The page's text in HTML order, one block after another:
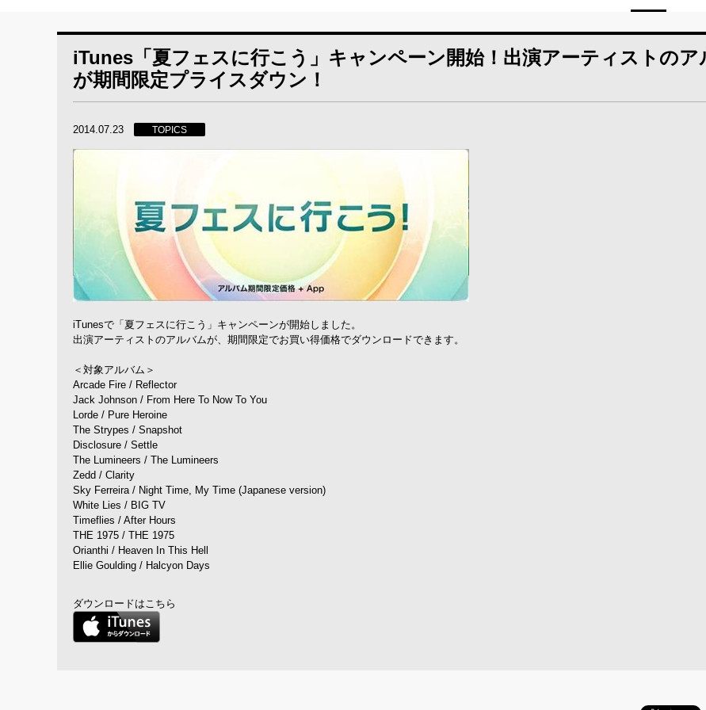
iTunes「夏フェスに行こう」キャンペーン開始！出演アーティストのア
が期間限定プライスダウン！
2014.07.23 TOPICS
iTunesで「夏フェスに行こう」キャンペーンが開始しました。
出演アーティストのアルバムが、期間限定でお買い得価格でダウンロードできます。
＜対象アルバム＞
Arcade Fire / Reflector
Jack Johnson / From Here To Now To You
Lorde / Pure Heroine
The Strypes / Snapshot
Disclosure / Settle
The Lumineers / The Lumineers
Zedd / Clarity
Sky Ferreira / Night Time, My Time (Japanese version)
White Lies / BIG TV
Timeflies / After Hours
THE 1975 / THE 1975
Orianthi / Heaven In This Hell
Ellie Goulding / Halcyon Days
ダウンロードはこちら